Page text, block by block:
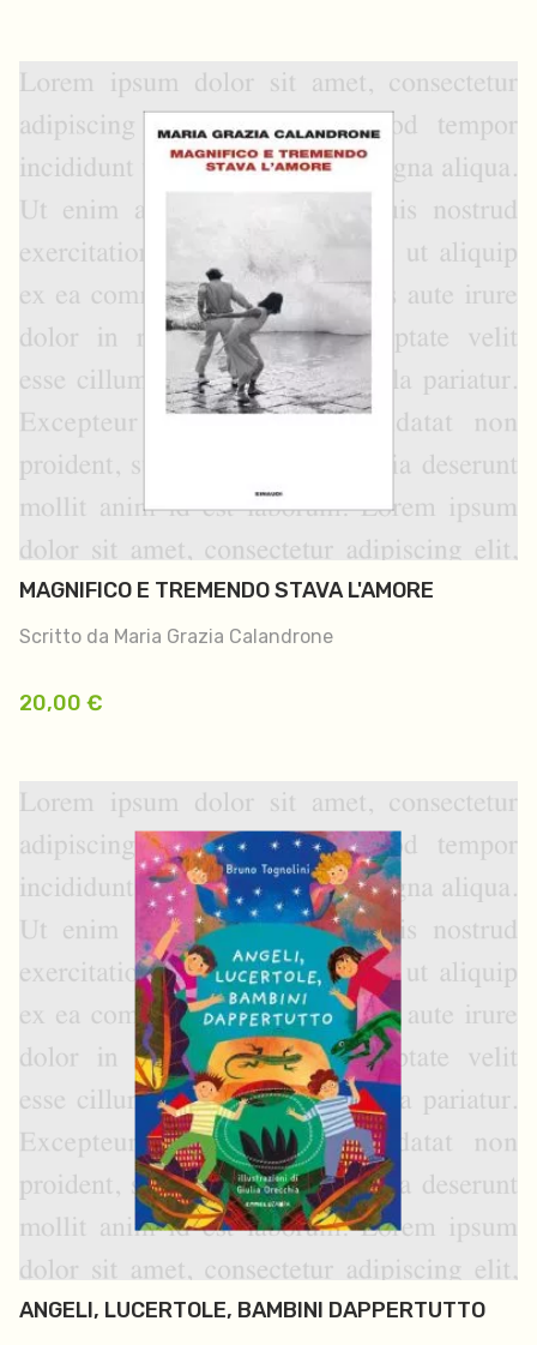
MAGNIFICO E TREMENDO STAVA L'AMORE
Scritto da Maria Grazia Calandrone
20,00 €
ANGELI, LUCERTOLE, BAMBINI DAPPERTUTTO